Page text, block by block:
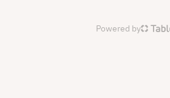
Powered by